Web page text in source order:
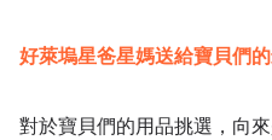
好萊塢星爸星媽送給寶貝們
對於寶貝們的用品挑選，向